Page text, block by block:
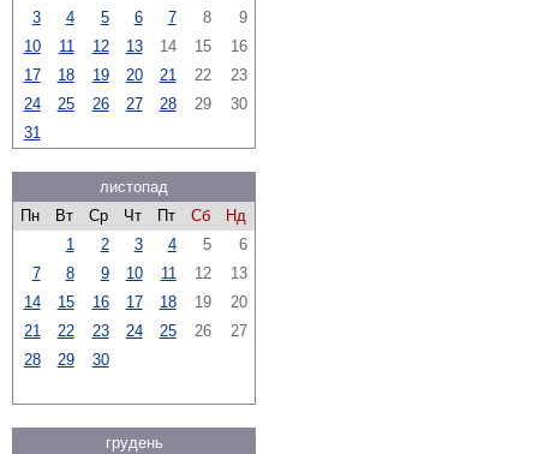
3
4 5 6 7 8
9
10
11 12 13 14 15
16
17
18 19 20 21 22
23
24
25 26 27 28 29
30
31
листопад
Пн
Вт Ср Чт Пт Сб
Нд
1
2 3 4 5
6
7
8 9 10 11 12
13
14
15 16 17 18 19
20
21
22 23 24 25 26
27
28
29 30
грудень